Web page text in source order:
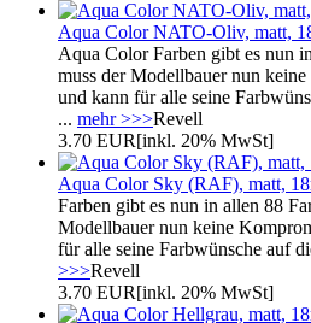
Aqua Color NATO-Oliv, matt,
Aqua Color Farben gibt es nun
muss der Modellbauer nun
und kann für alle seine
... mehr >>>Revell
3.70 EUR[inkl. 20% MwSt]
Aqua Color Sky (RAF), matt,
Farben gibt es nun in allen 88
Modellbauer nun keine
für alle seine Farbwünsche auf
>>>Revell
3.70 EUR[inkl. 20% MwSt]